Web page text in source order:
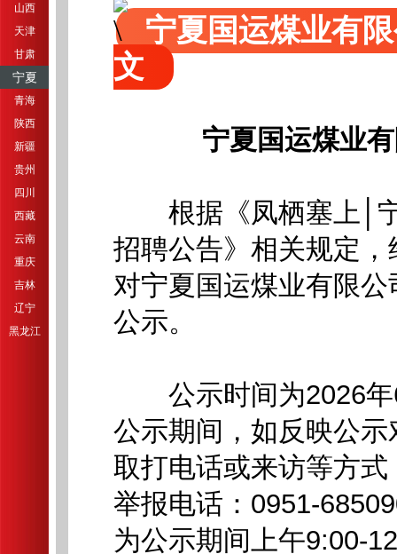
山西
天津
甘肃
宁夏
青海
陕西
新疆
贵州
四川
西藏
云南
重庆
吉林
辽宁
黑龙江
宁夏国运煤业有
文
宁夏国运煤业
根据《凤栖塞上│宁
招聘公告》相关规定
对宁夏国运煤业有限
公示。
公示时间为2026年6
公示期间，如反映公
取打电话或来访等方
举报电话：0951-
为公示期间上午9:00-